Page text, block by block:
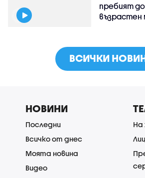
пребият
ВСИЧКИ
НОВИНИ
Последни
Всичко от днес
Моята новина
Видео
На